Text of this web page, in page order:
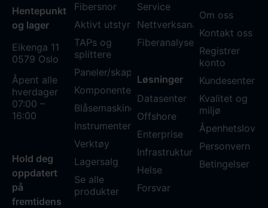
Hentepunkt
og lager
Eikenga 11
0579 Oslo
Åpent alle
hverdager
07:00 –
16:00
Hold deg
oppdatert
på
fremtidens
Fibersnor
Aktivt utstyr
TAPs og
splittere
Paneler/skap
Komponenter
Blåsemaskiner
Instrumenter
Verktøy
Lagersalg
Se alle
produkter
Service
Nettverksanalyse
Fiberanalyse WDM
Løsninger
Datasenter
Offshore
Enterprise
Infrastruktur
Helse
Forsvar
Om oss
Kontakt oss
Registrer
konto
Kundesenter
Kvalitet og
miljø
Åpenhetsloven
Personvern
Betingelser